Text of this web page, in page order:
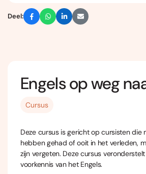
Engels op weg
Cursus
Deze cursus is gericht op cursisten die
hebben gehad of ooit in het verleden,
zijn vergeten. Deze cursus
voorkennis van het Engels.
Deel: